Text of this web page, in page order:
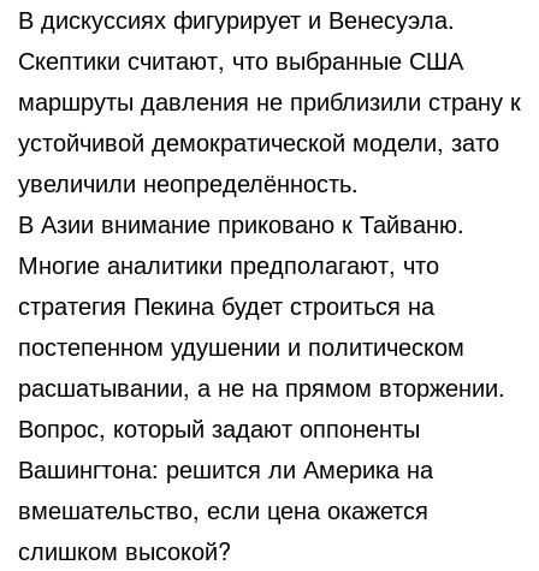
В дискуссиях фигурирует и Венесуэла.
Скептики считают, что выбранные США
маршруты давления не приблизили страну к
устойчивой демократической модели, зато
увеличили неопределённость.
В Азии внимание приковано к Тайваню.
Многие аналитики предполагают, что
стратегия Пекина будет строиться на
постепенном удушении и политическом
расшатывании, а не на прямом вторжении.
Вопрос, который задают оппоненты
Вашингтона: решится ли Америка на
вмешательство, если цена окажется
слишком высокой?